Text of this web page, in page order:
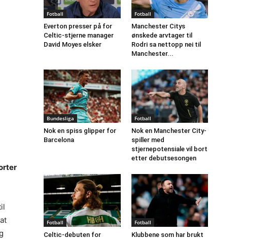
Fotball
Everton presser på for
Celtic-stjerne manager
David Moyes elsker
Fotball
Manchester Citys
ønskede arvtager til
Rodri sa nettopp nei til
Manchester...
Bundesliga
Nok en spiss glipper for
Barcelona
Fotball
Nok en Manchester City-
spiller med
stjernepotensiale vil bort
etter debutsesongen
Fotball
Celtic-debuten for
Fotball
Klubbene som har brukt